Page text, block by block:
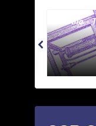
Antlia -